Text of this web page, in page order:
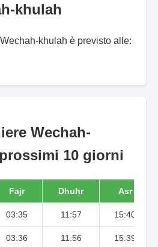
khulah
khulah è previsto alle:
Wechah-
10 giorni
Fajr Dhuhr Asr
03:35 11:57 15:40
03:36 11:56 15:39